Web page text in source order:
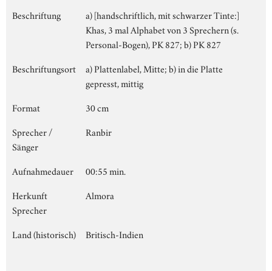
Beschriftung
a) [handschriftlich, mit schwarzer Tinte:]
Khas, 3 mal Alphabet von 3 Sprechern (s.
Personal-Bogen), PK 827; b) PK 827
Beschriftungsort
a) Plattenlabel, Mitte; b) in die Platte
gepresst, mittig
Format
30 cm
Sprecher /
Sänger
Ranbir
Aufnahmedauer
00:55 min.
Herkunft
Sprecher
Almora
Land (historisch) Britisch-Indien